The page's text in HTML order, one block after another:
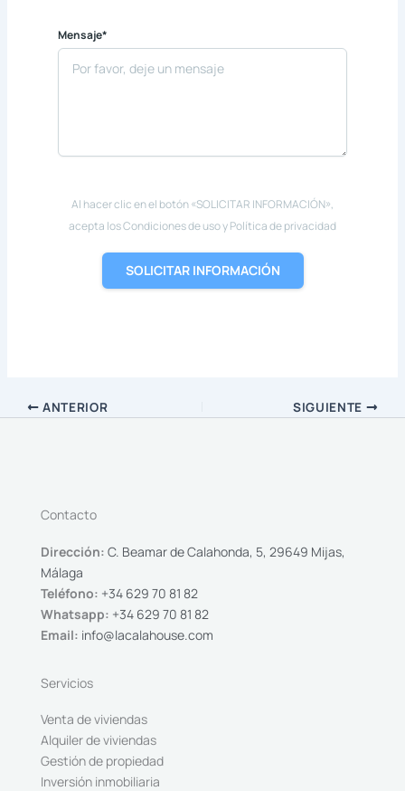
Mensaje*
Al hacer clic en el botón «SOLICITAR INFORMACIÓN»,
acepta los Condiciones de uso y Política de privacidad
SOLICITAR INFORMACIÓN
ANTERIOR SIGUIENTE
Contacto
Dirección: C. Beamar de Calahonda, 5, 29649 Mijas,
Málaga
Teléfono: +34 629 70 81 82
Whatsapp: +34 629 70 81 82
Email: info@lacalahouse.com
Servicios
Venta de viviendas
Alquiler de viviendas
Gestión de propiedad
Inversión inmobiliaria